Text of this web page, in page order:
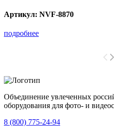
Артикул: NVF-8870
подробнее
Объединение увлеченных
оборудования для фото- и
8 (800) 775-24-94